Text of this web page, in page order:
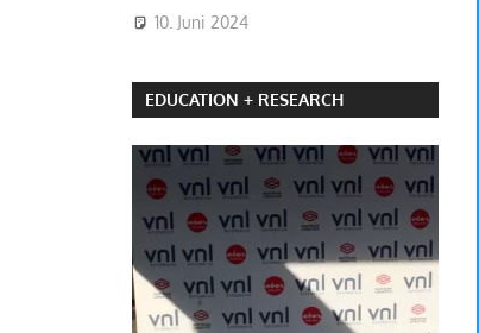
10. Juni 2024
EDUCATION + RESEARCH